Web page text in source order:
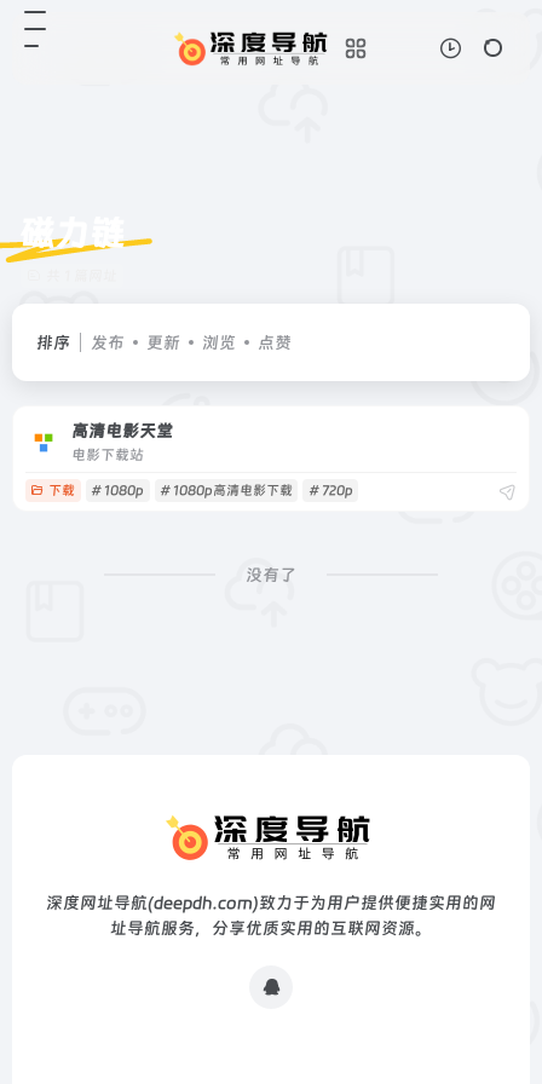
磁力链
排序 发布 更新 浏览 点赞
高清电影天堂
电影下载站
下载 # 1080p # 1080p高清电影下载 # 720p
没有了
深度网址导航(deepdh.com)致力于为用户提供便捷实用的网
址导航服务，分享优质实用的互联网资源。